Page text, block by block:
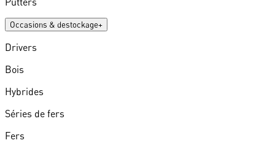
Occasions & destockage+
Drivers
Bois
Hybrides
Séries de fers
Fers